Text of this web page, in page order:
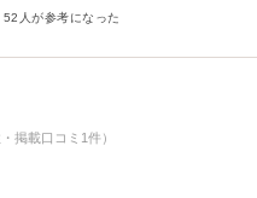
52人が参考になった
掲載口コミ1件）